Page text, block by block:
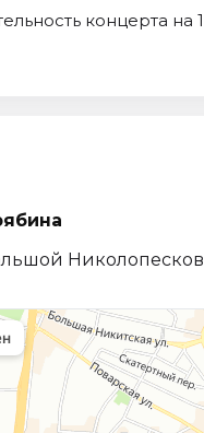
концерта на